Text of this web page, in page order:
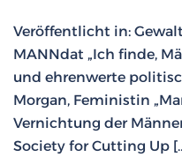
Veröffentlicht in:
MANNdat „Ich finde,
und ehrenwerte
Morgan, Feministin
Vernichtung der Männer
Society for Cutting Up